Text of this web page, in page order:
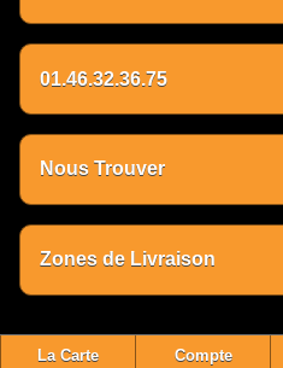
01.46.32.36.75
Nous Trouver
Zones de Livraison
La Carte Compte